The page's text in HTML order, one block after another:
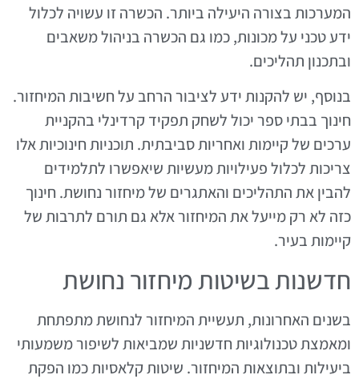
המערכות בצורה היעילה ביותר. הכשרה זו עשויה לכלול
ידע טכני על מכונות, כמו גם הכשרה בניהול משאבים
ובתכנון תהליכים.
בנוסף, יש להקנות ידע לציבור הרחב על חשיבות המיחזור.
חינוך בבתי ספר יכול לשחק תפקיד קרדינלי בהקניית
ערכים של קיימות ואחריות סביבתית. תוכניות חינוכיות אלו
צריכות לכלול פעילויות מעשיות שיאפשרו לתלמידים
להבין את התהליכים והאתגרים של מיחזור נחושת. חינוך
כזה לא רק מייעל את המיחזור אלא גם תורם לתרבות של
קיימות בעיר.
חדשנות בשיטות מיחזור נחושת
בשנים האחרונות, תעשיית המיחזור לנחושת מתפתחת
ומאמצת טכנולוגיות חדשניות שמביאות לשיפור משמעותי
ביעילות ובתוצאות המיחזור. שיטות קלאסיות כמו הפקת